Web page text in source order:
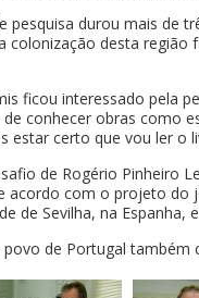
pesquisa durou mais de
colonização desta região
ficou interessado pela
conhecer obras como
estar certo que vou ler o
de Rogério Pinheiro
acordo com o projeto do
de Sevilha, na
de Portugal também